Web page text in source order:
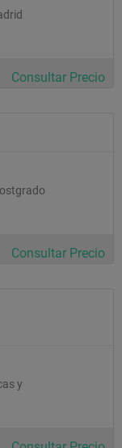
Consultar Precio
Consultar Precio
y